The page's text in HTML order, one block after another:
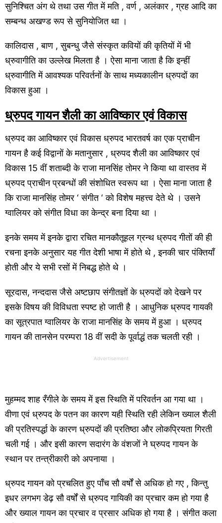
सुनिश्चित अंग थे तथा उस गीत में मति , वर्ण , अलंकार , ग्रह आदि का
सम्बन्ध अखण्ड रूप से सुनियोजित था ।
कालिदास , बाण , सुबन्धु जैसे संस्कृत कवियों की कृतियों में भी
ध्रुवागीति का उल्लेख मिलता है । ऐसा माना जाता है कि इन्हीं
ध्रुवागीति में आवश्यक परिवर्तनों के साथ मध्यकालीन ध्रुपदों का
विकास हुआ ।
ध्रुपद गायन शैली का आविष्कार एवं विकास
ध्रुपद का आविष्कार एवं विकास ध्रुपद भारतवर्ष का एक प्राचीन
गायन है कई विद्वानों के मतानुसार , ध्रुपद शैली का आविष्कार एवं
विकास 15 वीं शताब्दी के राजा मानसिंह तोमर ने किया था वास्तव में
ध्रुपद प्राचीन प्रबन्धों की संशोधित स्वरूप था । ऐसा माना जाता है
कि राजा मानसिंह तोमर ‘ संगीत ‘ को विशेष महत्त्व देते थे । उसने
ग्वालियर को संगीत विधा का केन्द्र बना दिया था ।
इनके समय में इनके द्वारा रचित मानकौतूहल ग्रन्थ ध्रुपद गीतों की ही
रचना इनके अनुसार यह गीत देशी भाषा में होते थे , इनकी चार पंक्तियाँ
होती और ये सभी रसों में निबद्ध होते थे ।
सूरदास, नन्ददास जैसे अष्टछाप संगीतज्ञों के ध्रुपदों को देखने पर
इसके विषय की विविधता स्पष्ट हो जाती है । आधुनिक ध्रुपद गायकी
का सूत्रपात ग्वालियर के राजा मानसिंह के समय में हुआ । ध्रुपद
गायन की तानसेन परम्परा 18 वीं सदी के पूर्वाद्धं तक चलती रही ।
Advertisement
मुहम्मद शाह रँगीले के समय में इस स्थिति में परिवर्तन आ गया था ।
वीणा एवं ध्रुपद के पतन का कारण यही स्थिति रही लेकिन ख्याल शैली
की प्रतिस्पर्द्धा के कारण ध्रुपदों की प्रतिष्ठा और लोकप्रियता गिरती
चली गई । और इसी कारण सदारंग के वंशजों ने घ्रुपद गायन के
स्थान पर तन्त्रीकारी को अपनाया ।
ध्रुपद गायन को प्रचलित हुए पाँच सौ वर्षों से अधिक हो गए , किन्तु
इधर लगभग डेढ़ सौ वर्षों से ध्रुपद गायिकी का प्रचार कम हो गया है
और ख्याल गायन का प्रचार व प्रसार अधिक हो गया है । संगीत कला